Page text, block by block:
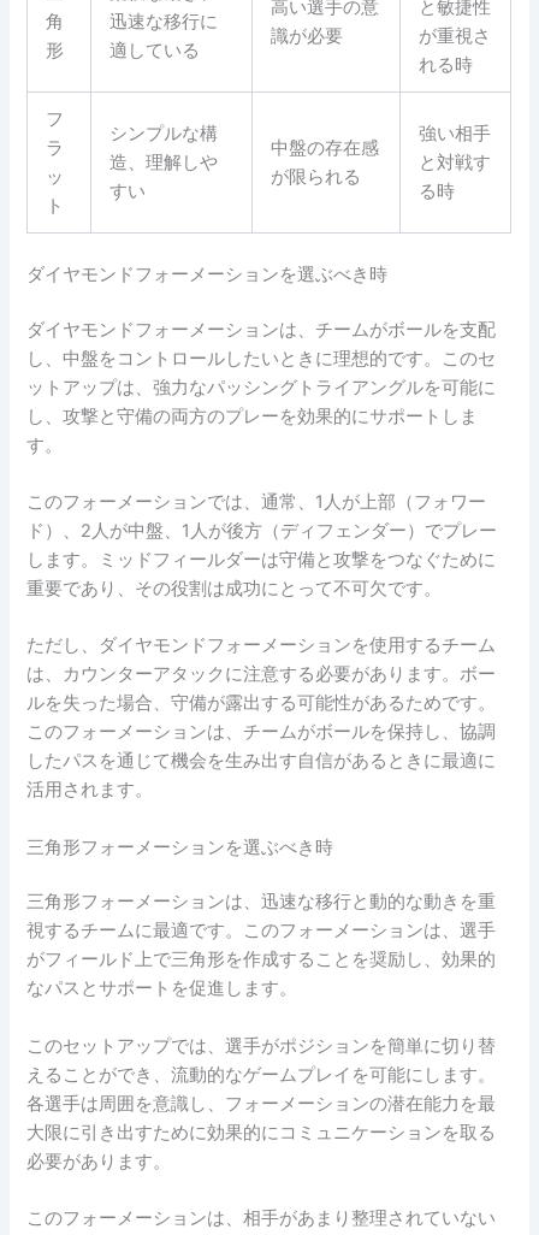
角
形
迅速な移行に
適している
高い選手の意
識が必要
と敏捷性
が重視さ
れる時
フ
ラ
ッ
ト
シンプルな構
造、理解しや
すい
中盤の存在感
が限られる
強い相手
と対戦す
る時
ダイヤモンドフォーメーションを選ぶべき時
ダイヤモンドフォーメーションは、チームがボールを支配
し、中盤をコントロールしたいときに理想的です。このセ
ットアップは、強力なパッシングトライアングルを可能に
し、攻撃と守備の両方のプレーを効果的にサポートしま
す。
このフォーメーションでは、通常、1人が上部（フォワー
ド）、2人が中盤、1人が後方（ディフェンダー）でプレー
します。ミッドフィールダーは守備と攻撃をつなぐために
重要であり、その役割は成功にとって不可欠です。
ただし、ダイヤモンドフォーメーションを使用するチーム
は、カウンターアタックに注意する必要があります。ボー
ルを失った場合、守備が露出する可能性があるためです。
このフォーメーションは、チームがボールを保持し、協調
したパスを通じて機会を生み出す自信があるときに最適に
活用されます。
三角形フォーメーションを選ぶべき時
三角形フォーメーションは、迅速な移行と動的な動きを重
視するチームに最適です。このフォーメーションは、選手
がフィールド上で三角形を作成することを奨励し、効果的
なパスとサポートを促進します。
このセットアップでは、選手がポジションを簡単に切り替
えることができ、流動的なゲームプレイを可能にします。
各選手は周囲を意識し、フォーメーションの潜在能力を最
大限に引き出すために効果的にコミュニケーションを取る
必要があります。
このフォーメーションは、相手があまり整理されていない